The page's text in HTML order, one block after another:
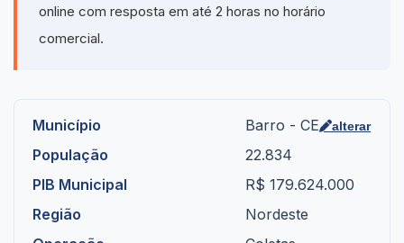
online com resposta em até 2 horas no horário
comercial.
Município Barro - CE alterar
População
22.834
PIB Municipal
R$ 179.624.000
Região
Nordeste